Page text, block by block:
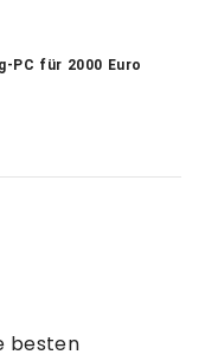
PC für 2000 Euro
besten